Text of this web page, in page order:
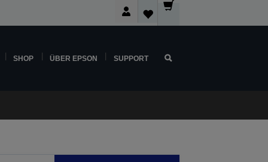
SHOP ÜBER EPSON SUPPORT